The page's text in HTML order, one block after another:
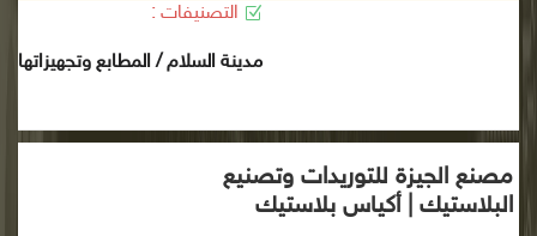
التصنيفات :
مدينة السلام / المطابع وتجهيزاتها
مصنع الجيزة للتوريدات وتصنيع
البلاستيك | أكياس بلاستيك